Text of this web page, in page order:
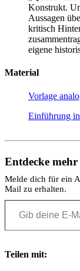
Konstrukt.
Aussagen
kritisch
eigene
Material
Vorlage
Einführung
Entdecke
Melde dich für ein
Mail zu erhalten.
Gib deine E-Mail-Adresse ein ...
Teilen mit: